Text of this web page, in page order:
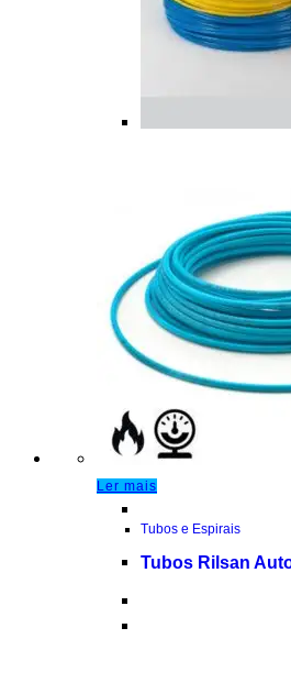
Ler mais
Tubos e Espirais
Tubos Rilsan